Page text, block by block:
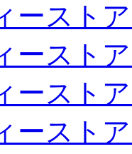
ースト
ースト
ースト
ースト